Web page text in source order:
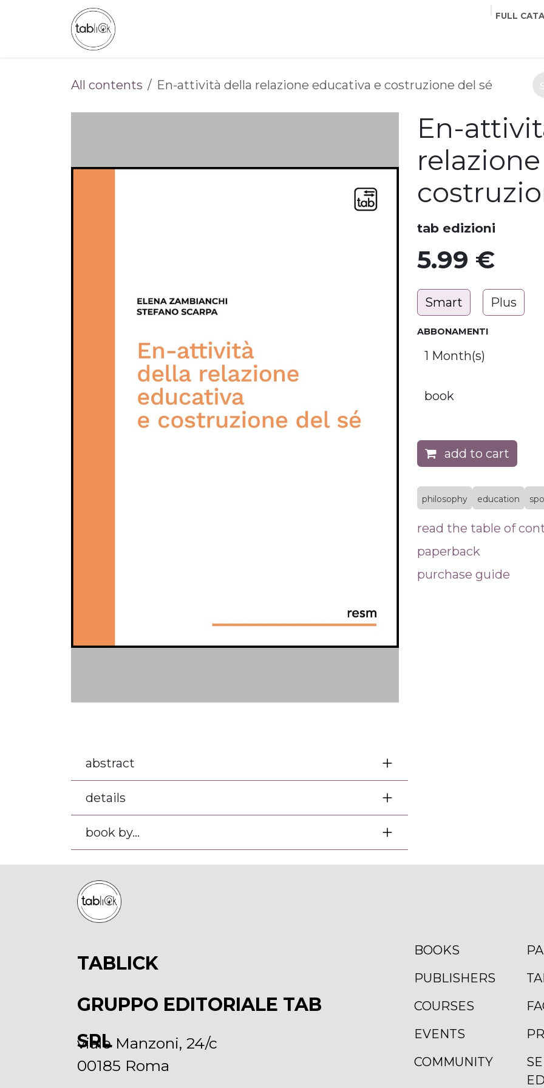
Skip to Content FULL
All contents En-attività della relazione educativa e costruzione del sé
En-
tab edizioni
5.99 €
Smart Plus
ABBONAMENTI
add to cart
philosophy education
read the table of
paperback
purchase guide
abstract
details
book by...
viale Manzoni, 24/c
00185 Roma
BOOKS
PUBLISHERS
COURSES
EVENTS
COMMUNITY
TABLICK
GRUPPO EDITORIALE TAB
SRL